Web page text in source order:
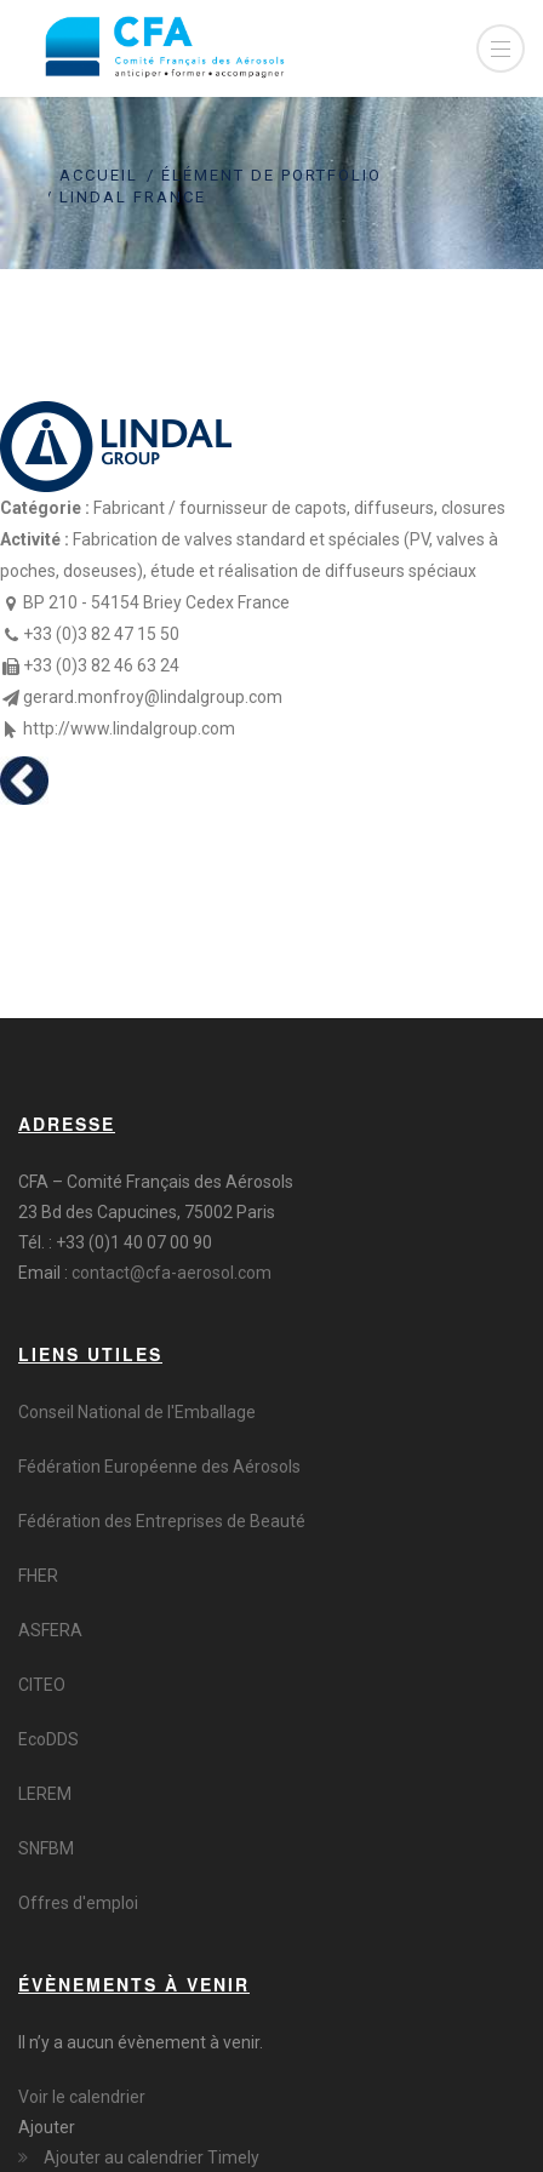
ACCUEIL
ÉLÉMENT DE PORTFOLIO
LINDAL FRANCE
Catégorie : Fabricant / fournisseur de capots, diffuseurs, closures
Activité : Fabrication de valves standard et spéciales (PV, valves à
poches, doseuses), étude et réalisation de diffuseurs spéciaux
BP 210 - 54154 Briey Cedex France
+33 (0)3 82 47 15 50
+33 (0)3 82 46 63 24
gerard.monfroy@lindalgroup.com
http://www.lindalgroup.com
ADRESSE
CFA – Comité Français des Aérosols
23 Bd des Capucines, 75002 Paris
Tél. : +33 (0)1 40 07 00 90
Email : contact@cfa-aerosol.com
LIENS UTILES
Conseil National de l'Emballage
Fédération Européenne des Aérosols
Fédération des Entreprises de Beauté
FHER
ASFERA
CITEO
EcoDDS
LEREM
SNFBM
Offres d'emploi
ÉVÈNEMENTS À VENIR
Il n’y a aucun évènement à venir.
Voir le calendrier
Ajouter
Ajouter au calendrier Timely